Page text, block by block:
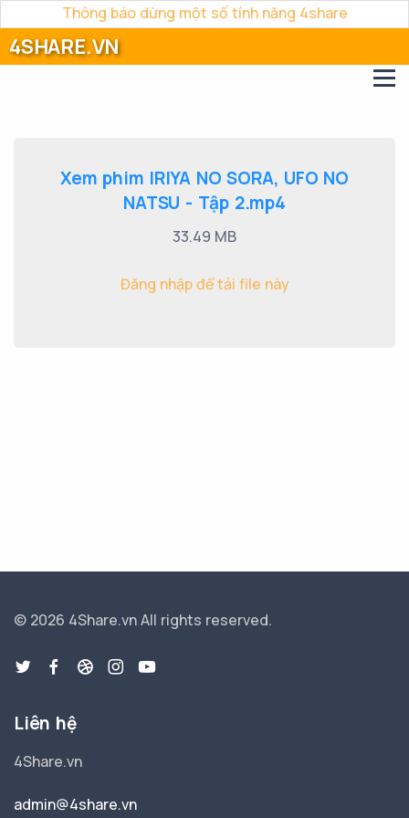
Thông báo dừng một số tính năng 4share
4SHARE.VN
Xem phim IRIYA NO SORA, UFO NO
NATSU - Tập 2.mp4
33.49 MB
Đăng nhập để tải file này
© 2026 4Share.vnAll rights reserved.
Liên hệ
4Share.vn
admin@4share.vn